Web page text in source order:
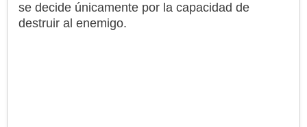
se decide únicamente por la capacidad de
destruir al enemigo.